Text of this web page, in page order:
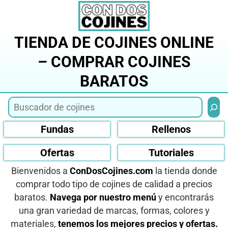
TIENDA DE COJINES ONLINE
– COMPRAR COJINES
BARATOS
Fundas
Rellenos
Ofertas
Tutoriales
Bienvenidos a ConDosCojines.com la tienda donde
comprar todo tipo de cojines de calidad a precios
baratos. Navega por nuestro menú y encontrarás
una gran variedad de marcas, formas, colores y
materiales, tenemos los mejores precios y ofertas.